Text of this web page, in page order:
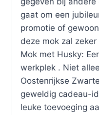
gaat om een
promotie of
deze mok zal
Mok met Husky:
werkplek . Niet
Oostenrijkse
geweldig cadeau-
leuke toevoeging